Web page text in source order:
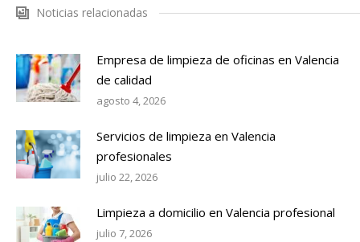
Noticias relacionadas
Empresa de limpieza de oficinas en Valencia
de calidad
agosto 4, 2026
Servicios de limpieza en Valencia
profesionales
julio 22, 2026
Limpieza a domicilio en Valencia profesional
julio 7, 2026